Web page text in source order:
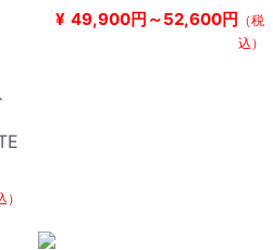
）
¥ 49,900円～52,600円 （税
込）